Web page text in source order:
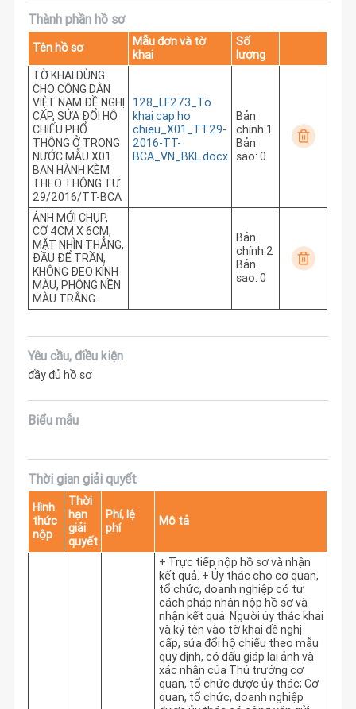
Thành phần hồ sơ
Tên hồ sơ
Mẫu đơn và tờ
khai
Số
lượng
TỜ KHAI DÙNG
CHO CÔNG DÂN
VIỆT NAM ĐỀ NGHỊ
CẤP, SỬA ĐỔI HỘ
CHIẾU PHỔ
THÔNG Ở TRONG
NƯỚC MẪU X01
BAN HÀNH KÈM
THEO THÔNG TƯ
29/2016/TT-BCA
128_LF273_To
khai cap ho
chieu_X01_TT29-
2016-TT-
BCA_VN_BKL.docx
Bản
chính:1
Bản
sao: 0
ẢNH MỚI CHỤP,
CỠ 4CM X 6CM,
MẶT NHÌN THẲNG,
ĐẦU ĐỂ TRẦN,
KHÔNG ĐEO KÍNH
MÀU, PHÔNG NỀN
MÀU TRẮNG.
Bản
chính:2
Bản
sao: 0
Yêu cầu, điều kiện
đầy đủ hồ sơ
Biểu mẫu
Thời gian giải quyết
Hình
thức
nộp
Thời
hạn
giải
quyết
Phí, lệ
phí
Mô tả
+ Trực tiếp nộp hồ sơ và nhận
kết quả. + Ủy thác cho cơ quan,
tổ chức, doanh nghiệp có tư
cách pháp nhân nộp hồ sơ và
nhận kết quả: Người ủy thác khai
và ký tên vào tờ khai đề nghị
cấp, sửa đổi hộ chiếu theo mẫu
quy định, có dấu giáp lai ảnh và
xác nhận của Thủ trưởng cơ
quan, tổ chức được ủy thác; Cơ
quan, tổ chức, doanh nghiệp